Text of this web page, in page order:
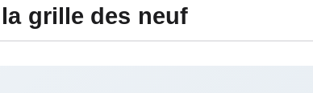
grille des neuf